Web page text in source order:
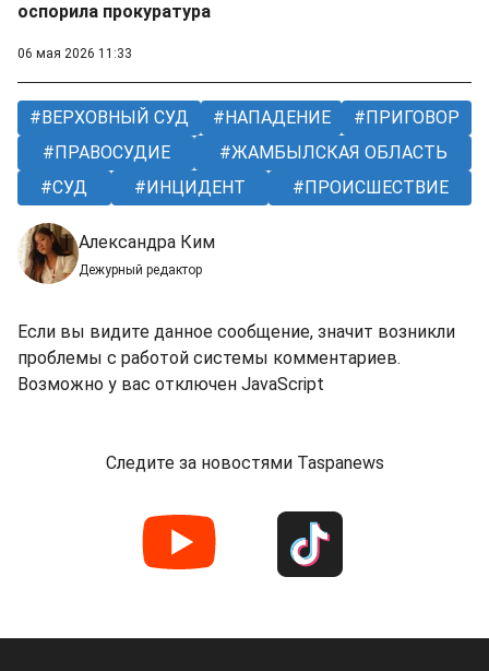
оспорила прокуратура
06 мая 2026 11:33
ВЕРХОВНЫЙ СУД НАПАДЕНИЕ
ПРИГОВОР
ПРАВОСУДИЕ
ЖАМБЫЛСКАЯ ОБЛАСТЬ
СУД
ИНЦИДЕНТ ПРОИСШЕСТВИЕ
Александра Ким
Дежурный редактор
Если вы видите данное сообщение, значит возникли
проблемы с работой системы комментариев.
Возможно у вас отключен JavaScript
Следите за новостями Taspanews